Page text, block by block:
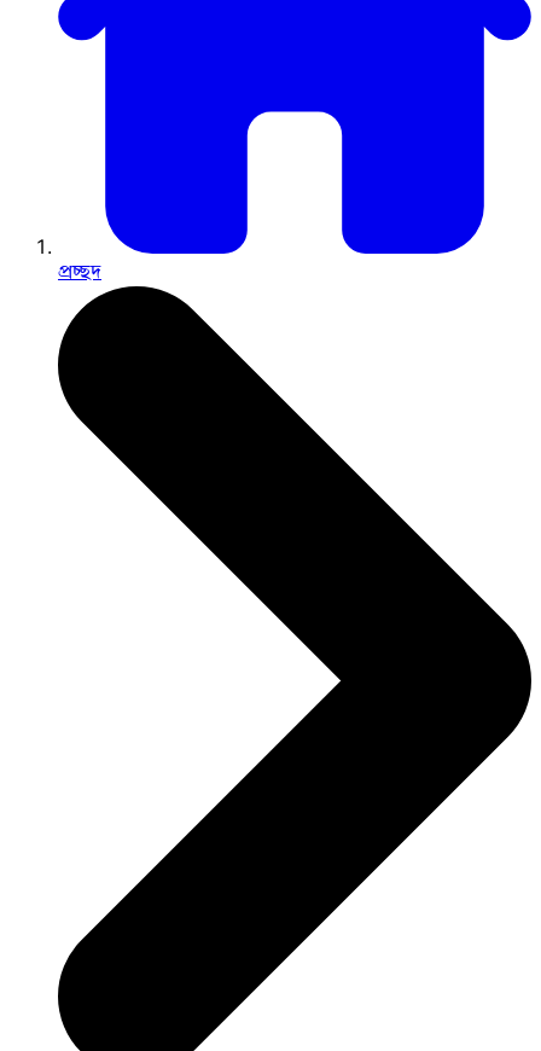
প্রচ্ছদ